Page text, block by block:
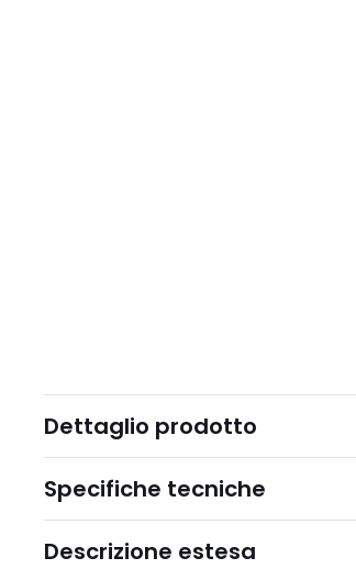
Dettaglio prodotto
Specifiche tecniche
Descrizione estesa